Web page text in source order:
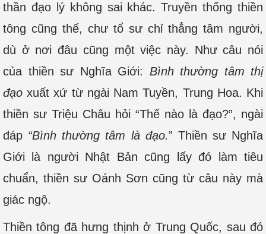
thần đạo lý không sai khác. Truyền thống thiền
tông cũng thế, chư tổ sư chỉ thẳng tâm người,
dù ở nơi đâu cũng một việc này. Như câu nói
của thiền sư Nghĩa Giới: Bình thường tâm thị
đạoxuất xứ từ ngài Nam Tuyền, Trung Hoa. Khi
thiền sư Triệu Châu hỏi “Thế nào là đạo?”, ngài
đáp “Bình thường tâm là đạo.” Thiền sư Nghĩa
Giới là người Nhật Bản cũng lấy đó làm tiêu
chuẩn, thiền sư Oánh Sơn cũng từ câu này mà
giác ngộ.
Thiền tông đã hưng thịnh ở Trung Quốc, sau đó